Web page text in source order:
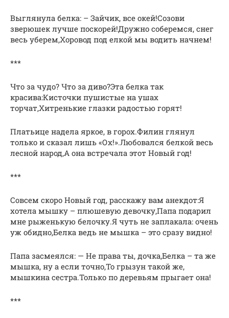
Выглянула белка: – Зайчик, все окей!Созови
зверюшек лучше поскорей!Дружно соберемся, снег
весь уберем,Хоровод под елкой мы водить начнем!
***
Что за чудо? Что за диво?Эта белка так
красива:Кисточки пушистые на ушах
торчат,Хитренькие глазки радостью горят!
Платьице надела яркое, в горох.Филин глянул
только и сказал лишь «Ох!».Любовался белкой весь
лесной народ,А она встречала этот Новый год!
***
Совсем скоро Новый год, расскажу вам анекдот:Я
хотела мышку – плюшевую девочку,Папа подарил
мне рыженькую белочку.Я чуть не заплакала: очень
уж обидно,Белка ведь не мышка – это сразу видно!
Папа засмеялся: — Не права ты, дочка,Белка – та же
мышка, ну а если точно,То грызун такой же,
мышкина сестра.Только по деревьям прыгает она!
***